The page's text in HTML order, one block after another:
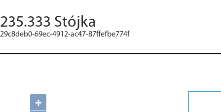
235.333 Stójka
29c8deb0-69ec-4912-ac47-87ffefbe774f
+